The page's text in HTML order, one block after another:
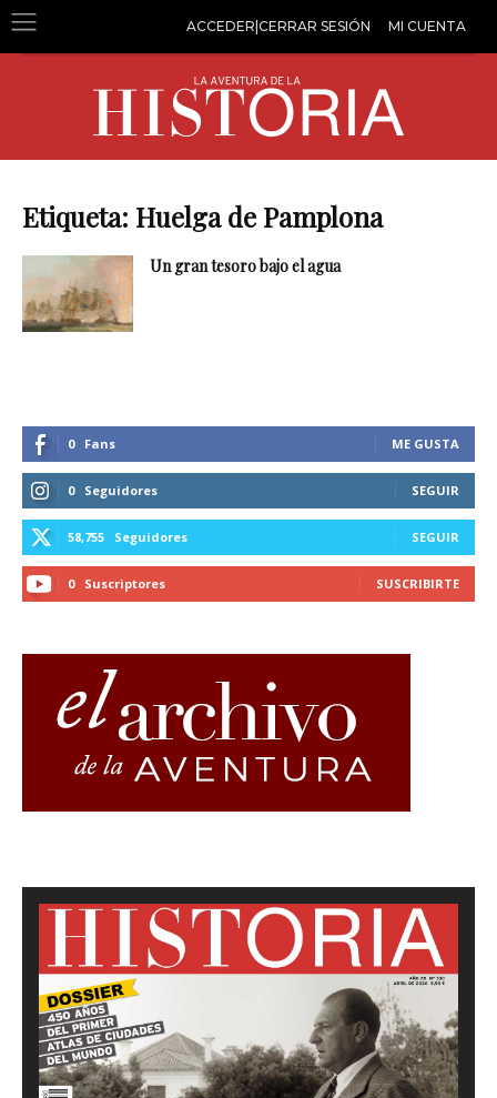
ACCEDER|CERRAR SESIÓN MI CUENTA
Etiqueta: Huelga de Pamplona
Un gran tesoro bajo el agua
0 Fans ME GUSTA
0 Seguidores SEGUIR
58,755 Seguidores SEGUIR
0 Suscriptores SUSCRIBIRTE